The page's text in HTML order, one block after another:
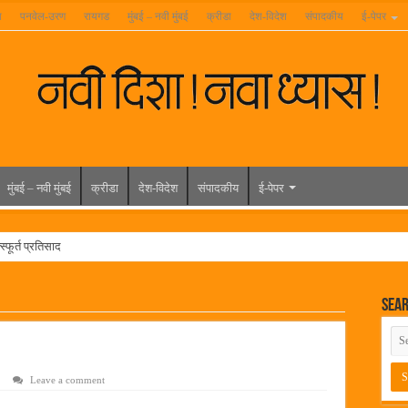
पनवेल-उरण रायगड मुंबई – नवी मुंबई क्रीडा देश-विदेश संपादकीय ई-पेपर
मुंबई – नवी मुंबई क्रीडा देश-विदेश संपादकीय ई-पेपर
प्रतिसाद
रेनकोट, शिक्षकांना छत्री वाटप
वाढदिवसानिमित्त राज्यभरातून शुभेच्छांचा वर्षाव
Leave a comment